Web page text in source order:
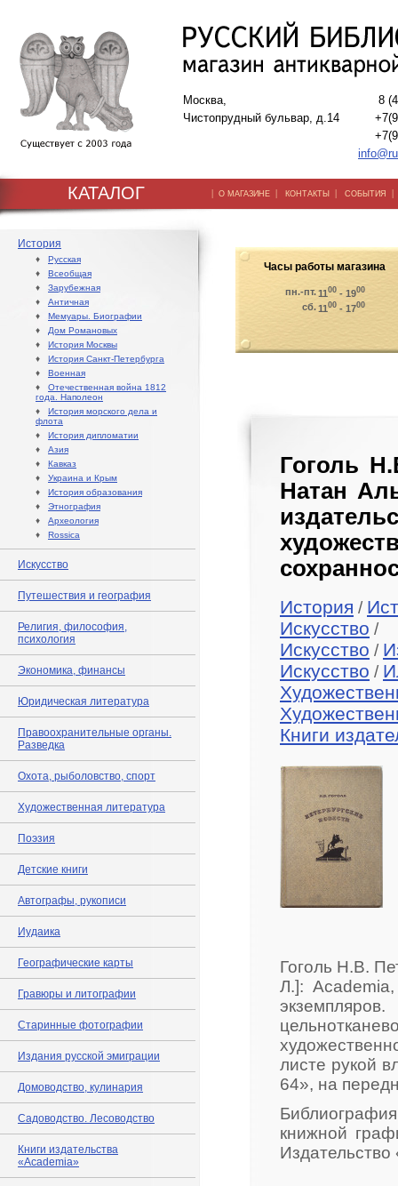
Москва,
Чистопрудный бульвар, д.14
8
КАТАЛОГ | О МАГАЗИНЕ | КОНТАКТЫ | СОБЫТИЯ
История
♦ Русская
♦ Всеобщая
♦ Зарубежная
♦ Античная
♦ Мемуары. Биографии
♦ Дом Романовых
♦ История Москвы
♦ История Санкт-Петербурга
♦ Военная
♦ Отечественная война 1812
года. Наполеон
♦ История морского дела и
флота
♦ История дипломатии
♦ Азия
♦ Кавказ
♦ Украина и Крым
♦ История образования
♦ Этнография
♦ Археология
♦ Rossica
Искусство
Путешествия и география
Религия, философия,
психология
Экономика, финансы
Юридическая литература
Правоохранительные органы.
Разведка
Охота, рыболовство, спорт
Художественная литература
Поэзия
Детские книги
Автографы, рукописи
Иудаика
Географические карты
Гравюры и литографии
Старинные фотографии
Издания русской эмиграции
Домоводство, кулинария
Садоводство. Лесоводство
Книги издательства
«Academia»
Часы работы магазина
пн.-пт.1100 - 1900
сб.1100 - 1700
Гоголь
Натан
История /
Искусство /
Искусство /
Искусство /
Книги
Гоголь Н.В.
Л.]:
листе рукой
64», на
книжной